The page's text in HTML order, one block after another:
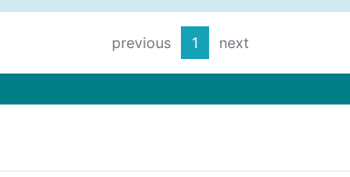
previous 1 next